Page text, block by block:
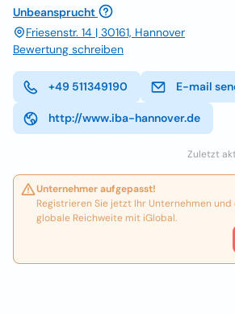
Unbeansprucht
Friesenstr. 14 | 30161, Hannover
Bewertung schreiben
+49 511349190 E-mail
http://www.iba-hannover.de
Zuletzt
Unternehmer aufgepasst!
Registrieren Sie jetzt Ihr Unternehmen
globale Reichweite mit iGlobal.